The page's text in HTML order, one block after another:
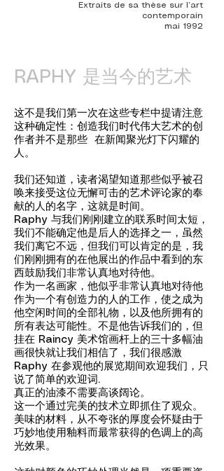
Extraits de sa thèse sur l’art
contemporain
mai 1992
RAPHY 是当今的艺术
这不是我们第一次在这些专栏中提请注意
这种确定性：创造我们时代伟大艺术的创
作者并不是那些 在新闻聚光灯下闪耀的
人。
我们还知道，读者渴望知道那些似乎被召
唤来接受这位无懈可击的艺术评论家的奉
献的人的名字，这就是时间。
Raphy 与我们刚刚建立的联系时间太短，
我们不能确定他是后人的选择之一，虽然
我们离它不远，但我们可以肯定的是，我
们刚刚拥有的在他展出的作品中看到的东
西鼓励我们非常认真地对待他。
作为一名画家，他似乎非常认真地对待他
作为一个有创造力的人的工作，使之成为
他空闲时间的全部礼物，以及他所拥有的
所有表达可能性。不是他告诉我们的，但
挂在 Raincy 美术馆画杆上的三十多幅油
画很快就让我们相信了，我们很感激
Raphy 在参观他的展览期间欢迎我们，只
说了简单的欢迎词.
真正的油漆不需要高谈阔论。
这一个通过完美的技术立即抓住了观众。
美味的材料，从不夸张的厚度会怀疑由于
巧妙地使用釉料而最常获得的色调上的高
光效果。